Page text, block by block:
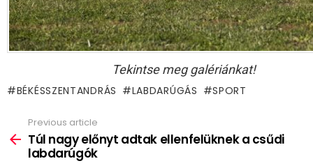
Tekintse meg galériánkat!
BÉKÉSSZENTANDRÁS LABDARÚGÁS SPORT
more
Previous article
Túl nagy előnyt adtak ellenfelüknek a csűdi
labdarúgók